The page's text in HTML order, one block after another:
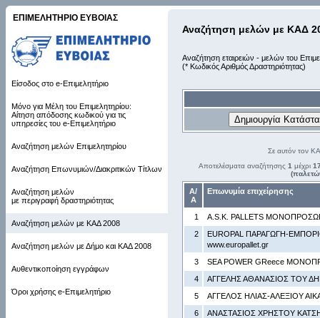
ΕΠΙΜΕΛΗΤΗΡΙΟ ΕΥΒΟΙΑΣ
Είσοδος στο e-Επιμελητήριο
Μόνο για Μέλη του Επιμελητηρίου:
Αίτηση απόδοσης κωδικού για τις
υπηρεσίες του e-Επιμελητήριο
Αναζήτηση μελών Επιμελητηρίου
Αναζήτηση Επωνυμιών/Διακριτικών Τίτλων
Αναζήτηση μελών
με περιγραφή δραστηριότητας
Αναζήτηση μελών με ΚΑΔ 2008
Αναζήτηση μελών με Δήμο και ΚΑΔ 2008
Αυθεντικοποίηση εγγράφων
Όροι χρήσης e-Επιμελητήριο
Αναζήτηση μελών με ΚΑΔ
Αναζήτηση εταιρειών - μελών του
(* Κωδικός Αριθμός Δραστηριότητας)
Σε αυτόν τον
Αποτελέσματα αναζήτησης 1 μέχρι
Α/
Α
Επωνυμία επιχείρησης
1
A.S.K. PALLETS
2
EUROPAL ΠΑΡΑΓΩΓΗ-
www.europallet.gr
3
SEA POWER GReece
4
ΑΓΓΕΛΗΣ ΑΘΑΝΑΣΙΟΣ ΤΟΥ
5
ΑΓΓΕΛΟΣ ΗΛΙΑΣ-ΑΛΕΞΙΟΥ
6
ΑΝΑΣΤΑΣΙΟΣ ΧΡΗΣΤΟΥ